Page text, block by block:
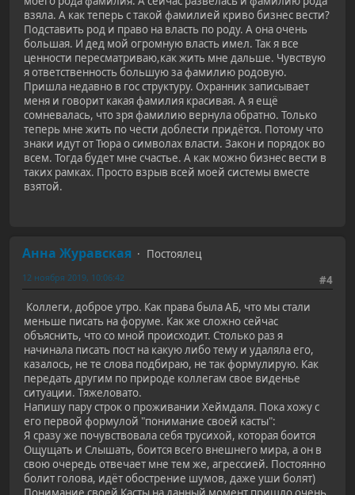
взяла. А как теперь с такой фамилией криво бизнес вести?
Подставить род и право на власть по роду. А она очень
большая. И дед мой огромную власть имел. Так я все
ценности пересматриваю,как жить мне дальше. Чувствую
я ответственность большую за фамилию родовую.
Пришла недавно в гос структуру. Охранник записывает
меня и говорит какая фамилия красивая. А я ещё
сомневалась, что зря фамилию вернула обратно. Только
теперь мне жить по чести доблести придётся. Потому что
знаки идут от Тюра о символах власти. Закон и порядок во
всем. Тогда будет мне счастье. А как можно бизнес вести в
таких рамках. Просто взрыв всей моей системы вместе
взятой.
Анна Журавская
Постоялец
#4
12 ноября 2019, 10:06:42
Коллеги, доброе утро. Как права была АБ, что мы стали
меньше писать на форуме. Как же сложно сейчас
объяснить, что со мной происходит. Столько раз я
начинала писать пост на какую либо тему и удаляла его,
казалось, не те слова подбираю, не так формулирую. Как
передать другим по природе коллегам свое виденье
ситуации. Тяжеловато.
Напишу пару строк о проживании Хеймдаля. Пока хожу с
его первой формулой "понимание своей касты":
Я сразу же почувствовала себя трусихой, которая боится
Ощущать и Слышать, боится всего внешнего мира, а он в
свою очередь отвечает мне тем же, агрессией. Постоянно
болит голова, идёт обострение шумов, даже уши болят)